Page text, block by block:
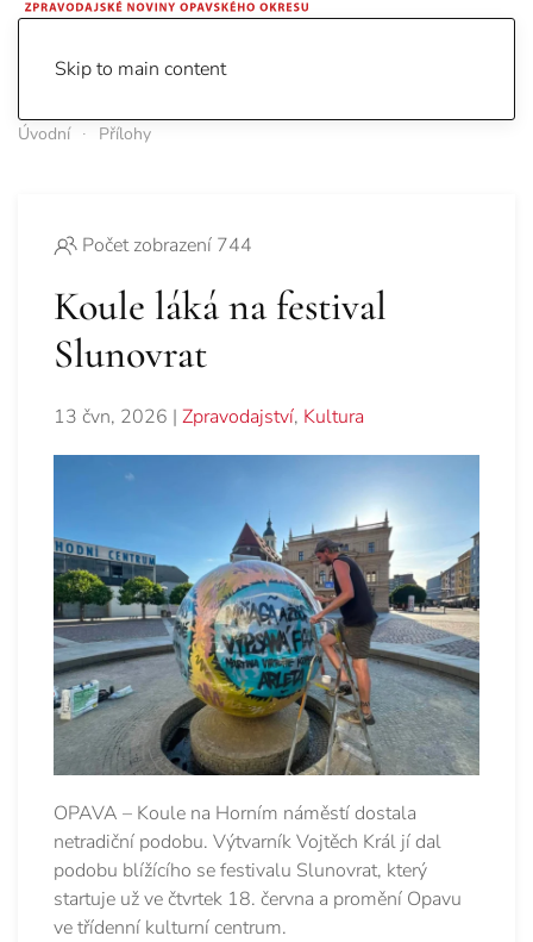
Skip to main content
Úvodní Přílohy
Počet zobrazení 744
Koule láká na festival
Slunovrat
13 čvn, 2026 | Zpravodajství, Kultura
OPAVA – Koule na Horním náměstí dostala
netradiční podobu. Výtvarník Vojtěch Král jí dal
podobu blížícího se festivalu Slunovrat, který
startuje už ve čtvrtek 18. června a promění Opavu
ve třídenní kulturní centrum.